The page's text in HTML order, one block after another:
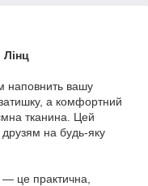
Лінц
наповнить вашу
а комфортний
тканина. Цей
друзям на будь-яку
— це практична,